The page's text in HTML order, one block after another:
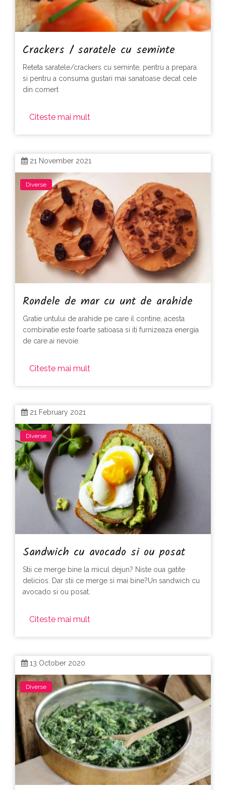
Crackers / saratele cu seminte
Reteta saratele/crackers cu seminte, pentru a prepara
si pentru a consuma gustari mai sanatoase decat cele
din comert
Citeste mai mult
21 November 2021
Diverse
Rondele de mar cu unt de arahide
Gratie untului de arahide pe care il contine, acesta
combinatie este foarte satioasa si iti furnizeaza energia
de care ai nevoie.
Citeste mai mult
21 February 2021
Diverse
Sandwich cu avocado si ou posat
Stii ce merge bine la micul dejun? Niste oua gatite
delicios. Dar stii ce merge si mai bine?Un sandwich cu
avocado si ou posat.
Citeste mai mult
13 October 2020
Diverse